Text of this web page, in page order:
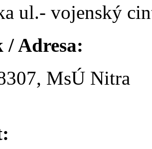
ul.- vojenský
Adresa:
MsÚ Nitra